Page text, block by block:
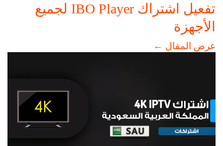
تفعيل اشتراك IBO Player لجميع
الأجهزة
عرض المقال ←